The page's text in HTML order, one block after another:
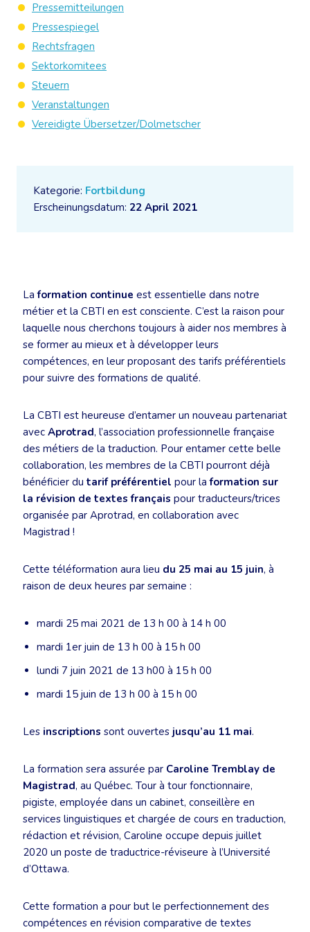
Kategorie: Fortbildung
Erscheinungsdatum: 22 April 2021
Laformation continue est essentielle dans notre
métier et la CBTI en est consciente. C’est la raison pour
laquelle nous cherchons toujours à aider nos membres à
se former au mieux et à développer leurs
compétences, en leur proposant des tarifs préférentiels
pour suivre des formations de qualité.
La CBTI est heureuse d’entamer un nouveau partenariat
avec Aprotrad, l’association professionnelle française
des métiers de la traduction. Pour entamer cette belle
collaboration, les membres de la CBTI pourront déjà
bénéficier du tarif préférentiel pour laformation sur
la révision de textes français pour traducteurs/trices
organisée par Aprotrad, en collaboration avec
Magistrad !
Cette téléformation aura lieu du 25 mai au 15 juin, à
raison de deux heures par semaine :
mardi 25 mai 2021 de 13 h 00 à 14 h 00
mardi 1er juin de 13 h 00 à 15 h 00
lundi 7 juin 2021 de 13 h00 à 15 h 00
mardi 15 juin de 13 h 00 à 15 h 00
Les inscriptions sont ouvertes jusqu’au 11 mai.
La formation sera assurée par Caroline Tremblay de
Magistrad, au Québec. Tour à tour fonctionnaire,
pigiste, employée dans un cabinet, conseillère en
services linguistiques et chargée de cours en traduction,
rédaction et révision, Caroline occupe depuis juillet
2020 un poste de traductrice-réviseure à l’Université
d’Ottawa.
Cette formation a pour but le perfectionnement des
compétences en révision comparative de textes
Pressemitteilungen
Pressespiegel
Rechtsfragen
Sektorkomitees
Steuern
Veranstaltungen
Vereidigte Übersetzer/Dolmetscher